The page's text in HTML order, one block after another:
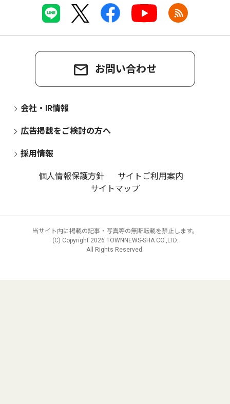
お問い合わせ
会社・IR情報
広告掲載をご検討の方へ
採用情報
個人情報保護方針
サイトご利用案内
サイトマップ
当サイト内に掲載の記事・写真等の無断転載を禁止します。
(C) Copyright 2026 TOWNNEWS-SHA CO.,LTD.
All Rights Reserved.